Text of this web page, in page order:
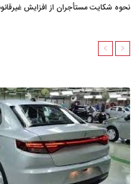
نحوه شکایت مستأجران از افزایش